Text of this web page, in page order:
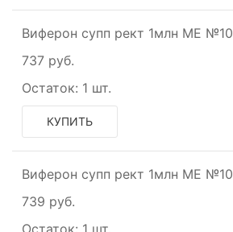
Виферон супп рект 1млн МЕ №10
737 руб.
Остаток: 1 шт.
КУПИТЬ
Виферон супп рект 1млн МЕ №10
739 руб.
Остаток: 1 шт.